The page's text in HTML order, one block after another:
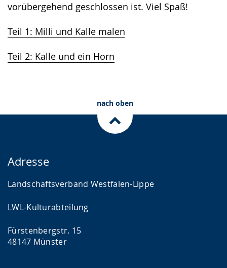
vorübergehend geschlossen ist. Viel Spaß!
Teil 1: Milli und Kalle malen
Teil 2: Kalle und ein Horn
nach oben
Adresse
Landschaftsverband Westfalen-Lippe
LWL-Kulturabteilung
Fürstenbergstr. 15
48147 Münster